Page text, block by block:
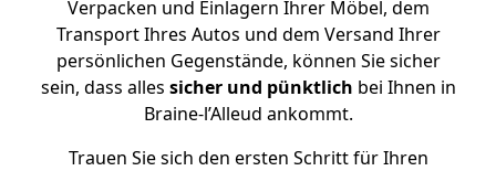
Verpacken und Einlagern Ihrer Möbel, dem
Transport Ihres Autos und dem Versand Ihrer
persönlichen Gegenstände, können Sie sicher
sein, dass alles sicher und pünktlich bei Ihnen in
Braine-l’Alleud ankommt.
Trauen Sie sich den ersten Schritt für Ihren